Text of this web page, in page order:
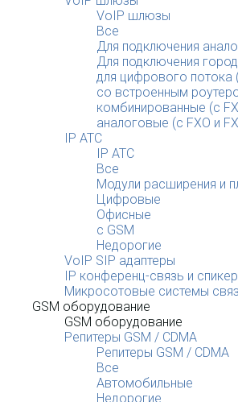
VoIP шлюзы
Все
Для подключения
Для подключения
для цифрового потока
со встроенным
комбинированные (c
аналоговые (с FXO и
IP АТС
IP АТС
Все
Модули расширения и
Цифровые
Офисные
с GSM
Недорогие
VoIP SIP адаптеры
IP конференц-связь и
Микросотовые системы
GSM оборудование
GSM оборудование
Репитеры GSM / CDMA
Репитеры GSM / CDMA
Все
Автомобильные
Недорогие